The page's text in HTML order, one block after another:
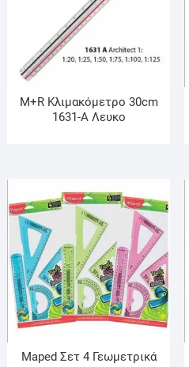
M+R Κλιμακόμετρο 30cm
1631-Α Λευκο
Maped Σετ 4 Γεωμετρικά